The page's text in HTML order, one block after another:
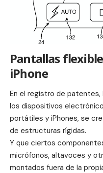
Pantallas
iPhone
En el registro de patentes,
los dispositivos
portátiles y iPhones, se
de estructuras rígidas.
Y que ciertos
micrófonos, altavoces y
montados fuera de la